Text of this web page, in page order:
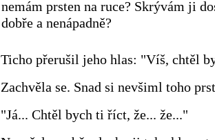
nemám prsten na ruce? Skrývám ji
dobře a nenápadně?
Ticho přerušil jeho hlas: "Víš, chtěl
Zachvěla se. Snad si nevšiml toho
"Já... Chtěl bych ti říct, že... že..."